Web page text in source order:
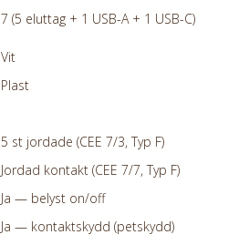
7 (5 eluttag + 1 USB-A + 1 USB-C)
Vit
Plast
5 st jordade (CEE 7/3, Typ F)
Jordad kontakt (CEE 7/7, Typ F)
Ja — belyst on/off
Ja — kontaktskydd (petskydd)